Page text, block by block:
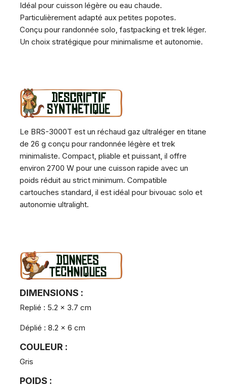
Idéal pour cuisson légère ou eau chaude.
Particulièrement adapté aux petites popotes.
Conçu pour randonnée solo, fastpacking et trek léger.
Un choix stratégique pour minimalisme et autonomie.
Le BRS-3000T est un réchaud gaz ultraléger en titane
de 26 g conçu pour randonnée légère et trek
minimaliste. Compact, pliable et puissant, il offre
environ 2700 W pour une cuisson rapide avec un
poids réduit au strict minimum. Compatible
cartouches standard, il est idéal pour bivouac solo et
autonomie ultralight.
DIMENSIONS :
Replié : 5.2 x 3.7 cm
Déplié : 8.2 x 6 cm
COULEUR :
Gris
POIDS :